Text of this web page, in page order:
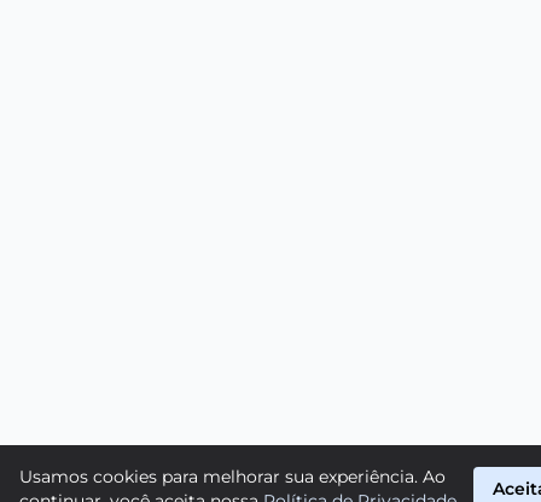
Usamos cookies para melhorar sua experiência. Ao